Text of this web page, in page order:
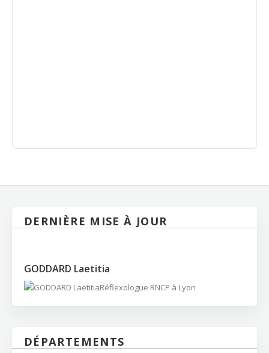
DERNIÈRE MISE À JOUR
GODDARD Laetitia
Réflexologue RNCP à Lyon
DÉPARTEMENTS